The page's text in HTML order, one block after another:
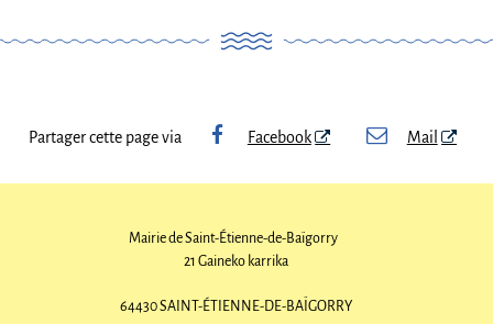
Partager cette page via Facebook Mail
Mairie de Saint-Étienne-de-Baïgorry
21 Gaineko karrika
64430 SAINT-ÉTIENNE-DE-BAÏGORRY